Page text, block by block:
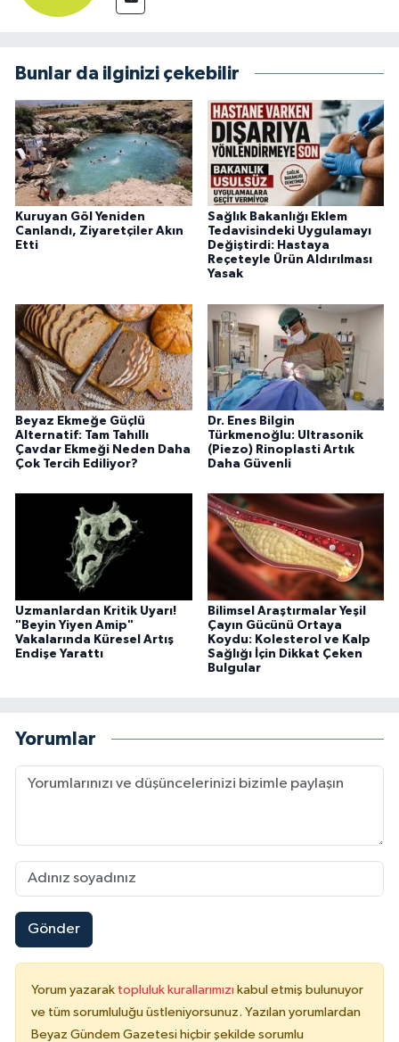
Bunlar da ilginizi çekebilir
Kuruyan Göl Yeniden
Canlandı, Ziyaretçiler Akın
Etti
Sağlık Bakanlığı Eklem
Tedavisindeki Uygulamayı
Değiştirdi: Hastaya
Reçeteyle Ürün Aldırılması
Yasak
Beyaz Ekmeğe Güçlü
Alternatif: Tam Tahıllı
Çavdar Ekmeği Neden Daha
Çok Tercih Ediliyor?
Dr. Enes Bilgin
Türkmenoğlu: Ultrasonik
(Piezo) Rinoplasti Artık
Daha Güvenli
Uzmanlardan Kritik Uyarı!
"Beyin Yiyen Amip"
Vakalarında Küresel Artış
Endişe Yarattı
Bilimsel Araştırmalar Yeşil
Çayın Gücünü Ortaya
Koydu: Kolesterol ve Kalp
Sağlığı İçin Dikkat Çeken
Bulgular
Yorumlar
Gönder
Yorum yazarak topluluk kurallarımızı kabul etmiş bulunuyor
ve tüm sorumluluğu üstleniyorsunuz. Yazılan yorumlardan
Beyaz Gündem Gazetesi hiçbir şekilde sorumlu